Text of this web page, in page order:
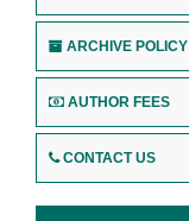
ARCHIVE POLICY
AUTHOR FEES
CONTACT US